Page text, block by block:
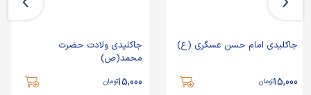
جاکلیدی امام حسن عسگری (ع)
15,000تومان
جاکلیدی ولادت حضرت
محمد(ص)
15,000تومان